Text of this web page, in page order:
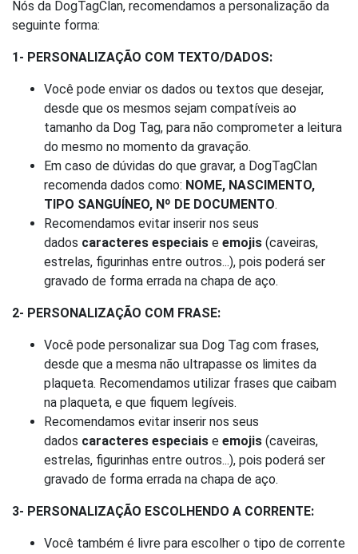
Nós da DogTagClan, recomendamos a personalização da
seguinte forma:
1- PERSONALIZAÇÃO COM TEXTO/DADOS:
Você pode enviar os dados ou textos que desejar,
desde que os mesmos sejam compatíveis ao
tamanho da Dog Tag, para não comprometer a leitura
do mesmo no momento da gravação.
Em caso de dúvidas do que gravar, a DogTagClan
recomenda dados como: NOME, NASCIMENTO,
TIPO SANGUÍNEO, Nº DE DOCUMENTO.
Recomendamos evitar inserir nos seus
dados caracteres especiais e emojis (caveiras,
estrelas, figurinhas entre outros...), pois poderá ser
gravado de forma errada na chapa de aço.
2- PERSONALIZAÇÃO COM FRASE:
Você pode personalizar sua Dog Tag com frases,
desde que a mesma não ultrapasse os limites da
plaqueta. Recomendamos utilizar frases que caibam
na plaqueta, e que fiquem legíveis.
Recomendamos evitar inserir nos seus
dados caracteres especiais e emojis (caveiras,
estrelas, figurinhas entre outros...), pois poderá ser
gravado de forma errada na chapa de aço.
3- PERSONALIZAÇÃO ESCOLHENDO A CORRENTE:
Você também é livre para escolher o tipo de corrente